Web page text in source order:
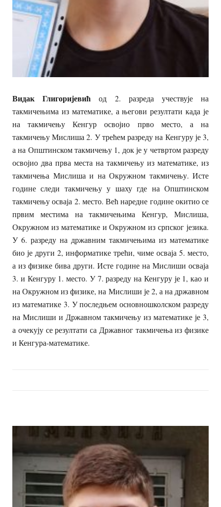
Видак Глигоријевић од 2. разреда учествује на
такмичењима из математике, а његови резултати када је
на такмичењу Кенгур освојио прво место, а на
такмичењу Мислиша 2. У трећем разреду на Кенгуру је 3,
а на Општинском такмичењу 1, док је у четвртом разреду
освојио два прва места на такмичењу из математике, из
такмичења Мислиша и на Окружном такмичењу. Исте
године следи такмичењу у шаху где на Општинском
такмичењу осваја 2. место. Већ наредне године окитио се
првим местима на такмичењима Кенгур, Мислиша,
Окружном из математике и Окружном из српског језика.
У 6. разреду на државним такмичењима из математике
био је други 2, информатике трећи, чиме осваја 5. место,
а из физике бива други. Исте године на Мислиши осваја
3. и Кенгуру 1. место. У 7. разреду на Кенгуру је 1, као и
на Окружном из физике, на Мислиши је 2, а на државном
из математике 3. У последњем основношколском разреду
на Мислиши и Државном такмичењу из математике је 3,
а очекују се резултати са Државног такмичења из физике
и Кенгура-математике.